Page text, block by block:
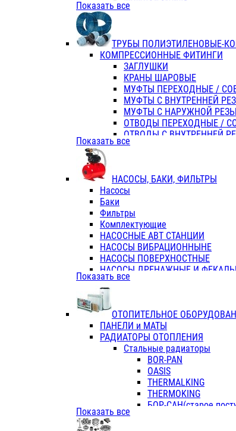
Отвертки
Хоз. инвентарь
ЭЛ. ИНСТРУМЕНТ OASIS
Показать все
ТРУБЫ ПОЛИЭТИЛЕНОВЫЕ-
КОМПРЕССИОННЫЕ ФИТИНГИ
ЗАГЛУШКИ
КРАНЫ ШАРОВЫЕ
МУФТЫ ПЕРЕХОДНЫЕ /
МУФТЫ С ВНУТРЕННЕЙ
МУФТЫ С НАРУЖНОЙ
ОТВОДЫ ПЕРЕХОДНЫЕ /
ОТВОДЫ С ВНУТРЕННЕЙ
ОТВОДЫ С НАРУЖНОЙ
ТРОЙНИКИ ПЕРЕХОДНЫЕ /
ТРОЙНИКИ С ВНУТРЕННЕЙ
КОЛЬЦА РЕЗИНОВЫЕ
ТРУБЫ НАПОРНЫЕ
ТРУБЫ ГОФРИРОВАННЫЕ
ТРУБЫ ПОЛИЭТИЛЕНОВЫЕ
Показать все
НАСОСЫ, БАКИ, ФИЛЬТРЫ
Насосы
Баки
Фильтры
Комплектующие
НАСОСНЫЕ АВТ СТАНЦИИ
НАСОСЫ ВИБРАЦИОННЫНЕ
НАСОСЫ ПОВЕРХНОСТНЫЕ
НАСОСЫ ДРЕНАЖНЫЕ И
НАСОСЫ ПОВЫСИТ и
НАСОСЫ СКВАЖИННЫЕ
Показать все
ОТОПИТЕЛЬНОЕ
ПАНЕЛИ и МАТЫ
РАДИАТОРЫ ОТОПЛЕНИЯ
Стальные радиаторы
BOR-PAN
OASIS
THERMALKING
THERMOKING
БОР-САН(старое
Показать все